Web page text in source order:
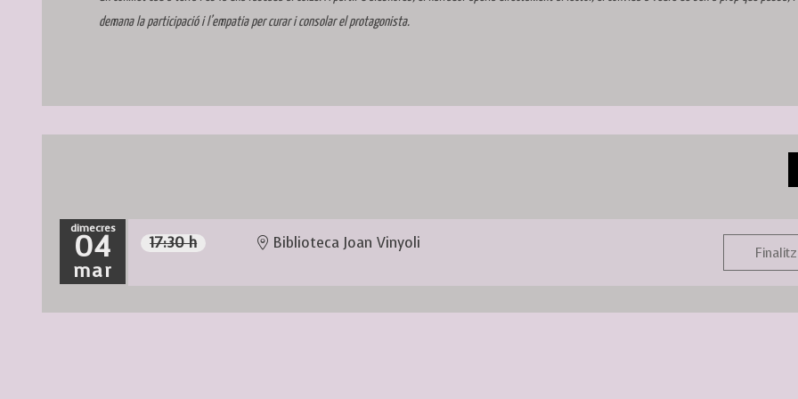
demana la participació i l’empatia per curar i consolar el protagonista.
dimecres
04
mar
17:30 h Biblioteca Joan Vinyoli